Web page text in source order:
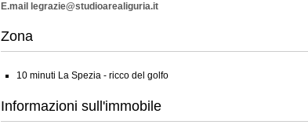
E.mail legrazie@studioarealiguria.it
Zona
10 minuti La Spezia - ricco del golfo
Informazioni sull'immobile